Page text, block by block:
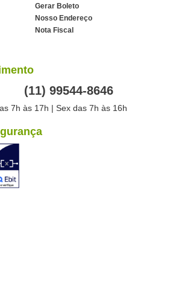
Gerar Boleto
Nosso Endereço
Nota Fiscal
(11) 99544-8646
7h às 17h | Sex das 7h às 16h